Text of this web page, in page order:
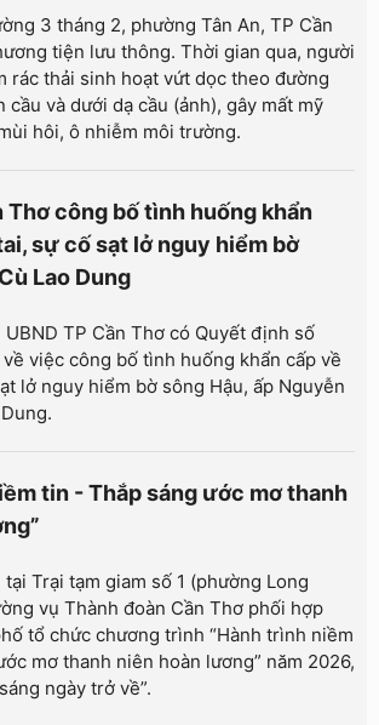
3 tháng 2, phường Tân An, TP Cần
tiện lưu thông. Thời gian qua, người
rác thải sinh hoạt vứt dọc theo đường
cầu và dưới dạ cầu (ảnh), gây mất mỹ
hôi, ô nhiễm môi trường.
Thơ công bố tình huống khẩn
sự cố sạt lở nguy hiểm bờ
Lao Dung
TP Cần Thơ có Quyết định số
việc công bố tình huống khẩn cấp về
lở nguy hiểm bờ sông Hậu, ấp Nguyễn
tin - Thắp sáng ước mơ thanh
Trại tạm giam số 1 (phường Long
vụ Thành đoàn Cần Thơ phối hợp
tổ chức chương trình “Hành trình niềm
mơ thanh niên hoàn lương” năm 2026,
ngày trở về”.